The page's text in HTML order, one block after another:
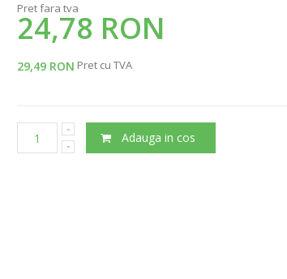
Pret fara tva
24,78 RON
29,49 RON Pret cu TVA
Adauga in cos